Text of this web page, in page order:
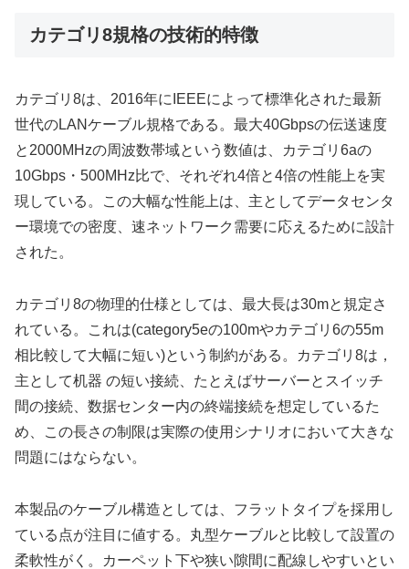
カテゴリ8規格の技術的特徴
カテゴリ8は、2016年にIEEEによって標準化された最新
世代のLANケーブル規格である。最大40Gbpsの伝送速度
と2000MHzの周波数帯域という数値は、カテゴリ6aの
10Gbps・500MHz比で、それぞれ4倍と4倍の性能上を実
現している。この大幅な性能上は、主としてデータセンタ
ー環境での密度、速ネットワーク需要に応えるために設計
された。
カテゴリ8の物理的仕様としては、最大長は30mと規定さ
れている。これは(category5eの100mやカテゴリ6の55m
相比較して大幅に短い)という制約がある。カテゴリ8は，
主として机器 の短い接続、たとえばサーバーとスイッチ
間の接続、数据センター内の終端接続を想定しているた
め、この長さの制限は実際の使用シナリオにおいて大きな
問題にはならない。
本製品のケーブル構造としては、フラットタイプを採用し
ている点が注目に値する。丸型ケーブルと比較して設置の
柔軟性がく。カーペット下や狭い隙間に配線しやすいとい